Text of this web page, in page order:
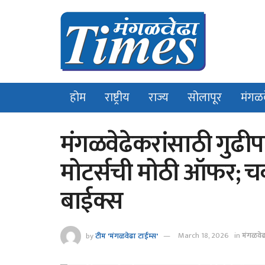
होम राष्ट्रीय राज्य सोलापूर
मंगळवेढेकरांसाठी
मोटर्सची मोठी ऑफर;
बाईक्स
byटीम 'मंगळवेढा टाईम्स' March 18, 2026 in